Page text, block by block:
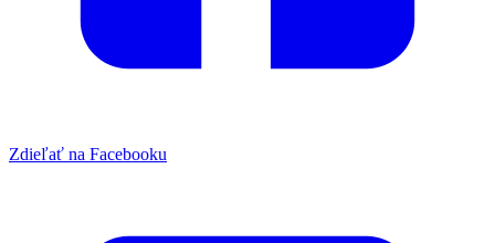
Zdieľať na Facebooku